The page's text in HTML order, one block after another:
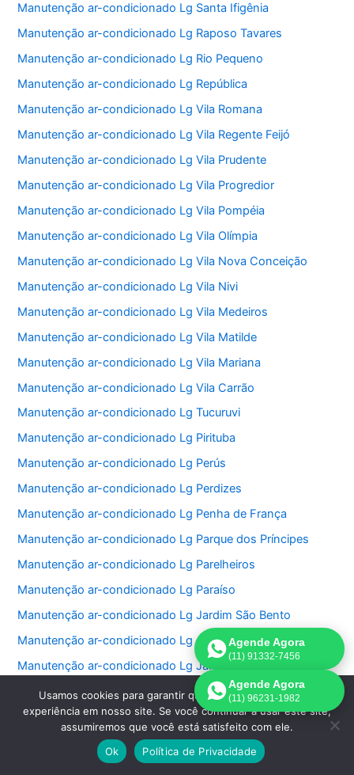
Manutenção ar-condicionado Lg Santa Ifigênia
Manutenção ar-condicionado Lg Raposo Tavares
Manutenção ar-condicionado Lg Rio Pequeno
Manutenção ar-condicionado Lg República
Manutenção ar-condicionado Lg Vila Romana
Manutenção ar-condicionado Lg Vila Regente Feijó
Manutenção ar-condicionado Lg Vila Prudente
Manutenção ar-condicionado Lg Vila Progredior
Manutenção ar-condicionado Lg Vila Pompéia
Manutenção ar-condicionado Lg Vila Olímpia
Manutenção ar-condicionado Lg Vila Nova Conceição
Manutenção ar-condicionado Lg Vila Nivi
Manutenção ar-condicionado Lg Vila Medeiros
Manutenção ar-condicionado Lg Vila Matilde
Manutenção ar-condicionado Lg Vila Mariana
Manutenção ar-condicionado Lg Vila Carrão
Manutenção ar-condicionado Lg Tucuruvi
Manutenção ar-condicionado Lg Pirituba
Manutenção ar-condicionado Lg Perús
Manutenção ar-condicionado Lg Perdizes
Manutenção ar-condicionado Lg Penha de França
Manutenção ar-condicionado Lg Parque dos Príncipes
Manutenção ar-condicionado Lg Parelheiros
Manutenção ar-condicionado Lg Paraíso
Manutenção ar-condicionado Lg Jardim São Bento
Manutenção ar-condicionado Lg Jardim Paulistano
Manutenção ar-condicionado Lg Jardim Paulista
Manutenção ar-condicionado Lg Jardim Morumbi
Manutenção ar-condicionado Lg Jardim Fonte do Morumbi
Manutenção ar-condicionado Lg Jardim Europa
Manutenção ar-condicionado Lg Jardim das Perdizes
Agende Agora
(11) 91332-7456
Agende Agora
(11) 96231-1982
Usamos cookies para garantir que oferecemos a melhor
experiência em nosso site. Se você continuar a usar este site,
assumiremos que você está satisfeito com ele.
Ok
Política de Privacidade